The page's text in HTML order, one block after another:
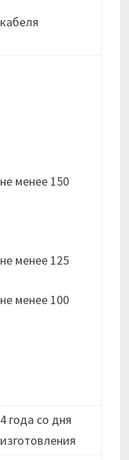
кабеля
не менее 150
не менее 125
не менее 100
4 года со дня
изготовления